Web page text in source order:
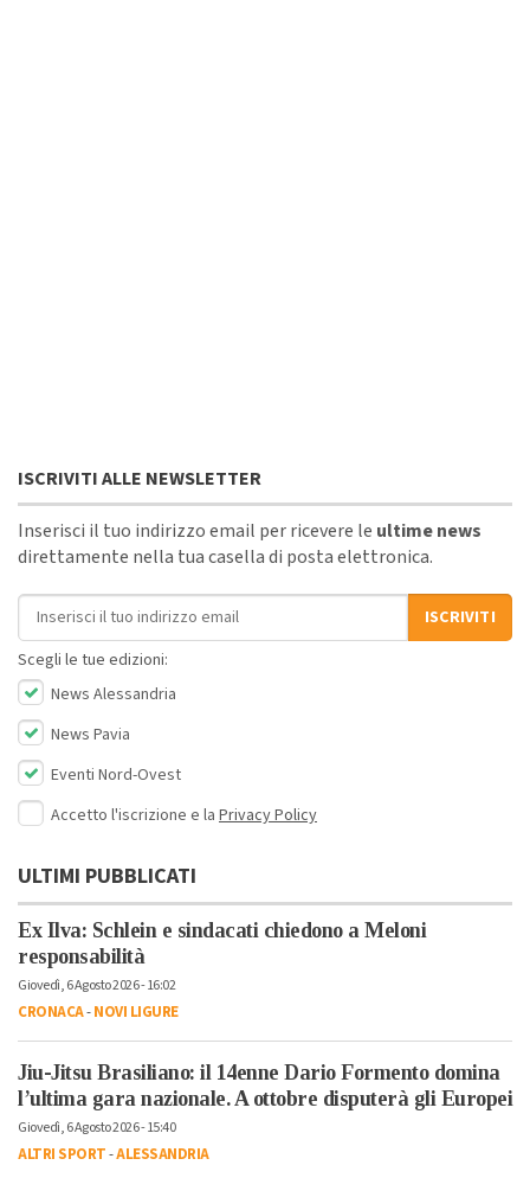
ISCRIVITI ALLE NEWSLETTER
Inserisci il tuo indirizzo email per ricevere le ultime news
direttamente nella tua casella di posta elettronica.
Indirizzo email
ISCRIVITI
Scegli le tue edizioni:
News Alessandria
News Pavia
Eventi Nord-Ovest
Accetto l'iscrizione e la Privacy Policy
ULTIMI PUBBLICATI
Ex Ilva: Schlein e sindacati chiedono a Meloni
responsabilità
Giovedì, 6 Agosto 2026 - 16:02
CRONACA-NOVI LIGURE
Jiu-Jitsu Brasiliano: il 14enne Dario Formento domina
l’ultima gara nazionale. A ottobre disputerà gli Europei
Giovedì, 6 Agosto 2026 - 15:40
ALTRI SPORT-ALESSANDRIA